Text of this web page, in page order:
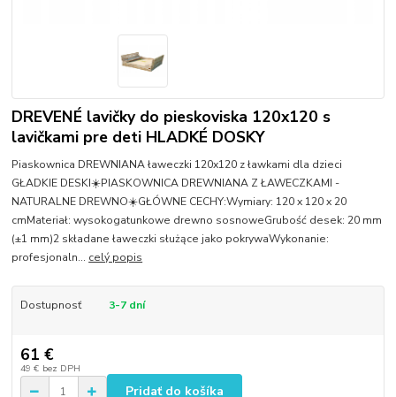
DREVENÉ lavičky do pieskoviska 120x120 s
lavičkami pre deti HLADKÉ DOSKY
Piaskownica DREWNIANA ławeczki 120x120 z ławkami dla dzieci
GŁADKIE DESKI☀️PIASKOWNICA DREWNIANA Z ŁAWECZKAMI -
NATURALNE DREWNO☀️GŁÓWNE CECHY:Wymiary: 120 x 120 x 20
cmMateriał: wysokogatunkowe drewno sosnoweGrubość desek: 20 mm
(±1 mm)2 składane ławeczki służące jako pokrywaWykonanie:
profesjonaln... celý popis
Dostupnosť 3-7 dní
61 €
49 € bez DPH
Pridať do košíka